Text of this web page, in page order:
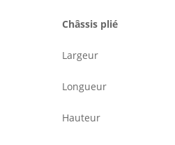
Châssis plié
Largeur
Longueur
Hauteur